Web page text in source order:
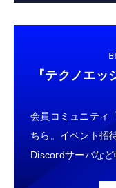
『テクノエッ
会員コミュニティ
ちら。イベント招
Discordサーバな